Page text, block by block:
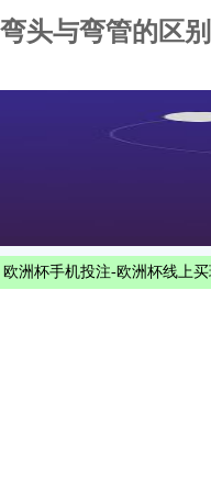
弯头与弯管的区
欧洲杯手机投注-欧洲杯线上